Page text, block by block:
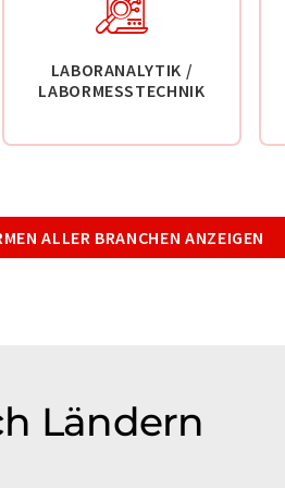
LABORANALYTIK /
LABORMESSTECHNIK
ALLER BRANCHEN ANZEIGEN
Ländern